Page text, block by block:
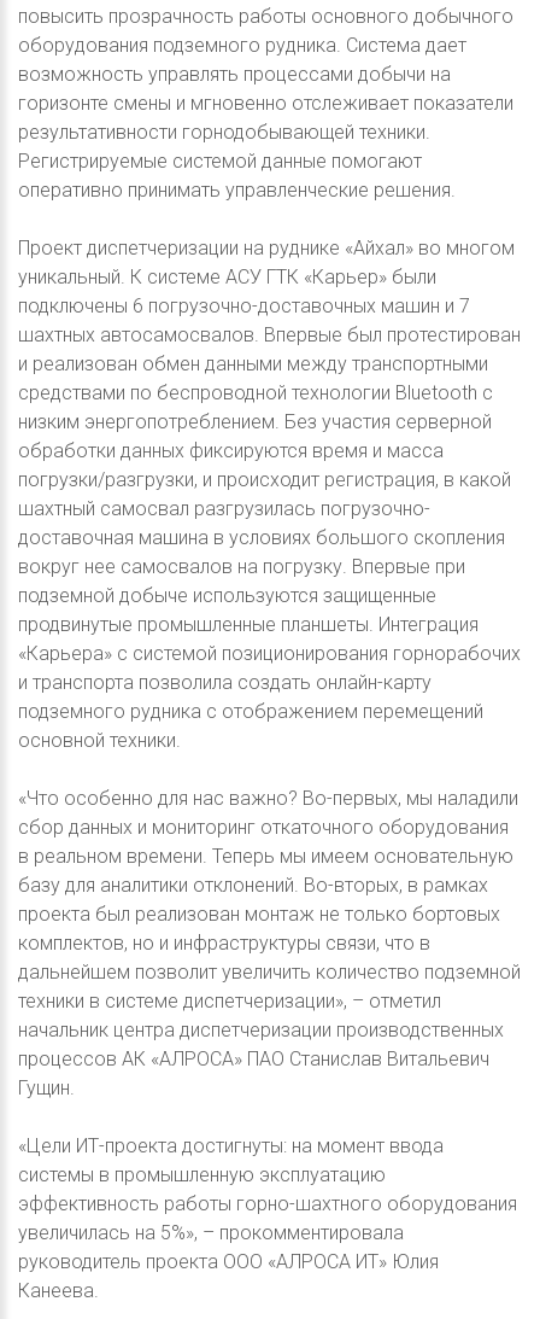
повысить прозрачность работы основного добычного
оборудования подземного рудника. Система дает
возможность управлять процессами добычи на
горизонте смены и мгновенно отслеживает показатели
результативности горнодобывающей техники.
Регистрируемые системой данные помогают
оперативно принимать управленческие решения.
Проект диспетчеризации на руднике «Айхал» во многом
уникальный. К системе АСУ ГТК «Карьер» были
подключены 6 погрузочно-доставочных машин и 7
шахтных автосамосвалов. Впервые был протестирован
и реализован обмен данными между транспортными
средствами по беспроводной технологии Bluetooth c
низким энергопотреблением. Без участия серверной
обработки данных фиксируются время и масса
погрузки/разгрузки, и происходит регистрация, в какой
шахтный самосвал разгрузилась погрузочно-
доставочная машина в условиях большого скопления
вокруг нее самосвалов на погрузку. Впервые при
подземной добыче используются защищенные
продвинутые промышленные планшеты. Интеграция
«Карьера» с системой позиционирования горнорабочих
и транспорта позволила создать онлайн-карту
подземного рудника с отображением перемещений
основной техники.
«Что особенно для нас важно? Во-первых, мы наладили
сбор данных и мониторинг откаточного оборудования
в реальном времени. Теперь мы имеем основательную
базу для аналитики отклонений. Во-вторых, в рамках
проекта был реализован монтаж не только бортовых
комплектов, но и инфраструктуры связи, что в
дальнейшем позволит увеличить количество подземной
техники в системе диспетчеризации», – отметил
начальник центра диспетчеризации производственных
процессов АК «АЛРОСА» ПАО Станислав Витальевич
Гущин.
«Цели ИТ-проекта достигнуты: на момент ввода
системы в промышленную эксплуатацию
эффективность работы горно-шахтного оборудования
увеличилась на 5%», – прокомментировала
руководитель проекта ООО «АЛРОСА ИТ» Юлия
Канеева.